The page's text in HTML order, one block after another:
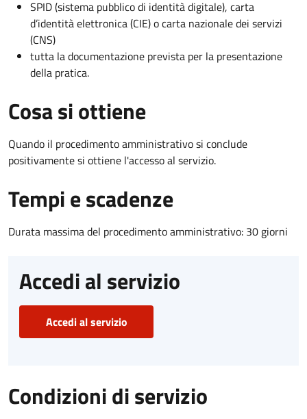
SPID (sistema pubblico di identità digitale), carta
d’identità elettronica (CIE) o carta nazionale dei servizi
(CNS)
tutta la documentazione prevista per la presentazione
della pratica.
Cosa si ottiene
Quando il procedimento amministrativo si conclude
positivamente si ottiene l'accesso al servizio.
Tempi e scadenze
Durata massima del procedimento amministrativo: 30 giorni
Accedi al servizio
Accedi al servizio
Condizioni di servizio